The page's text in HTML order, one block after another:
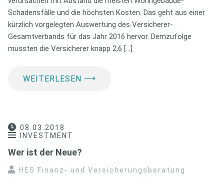
Schadensfälle und die höchsten Kosten. Das geht aus einer
kürzlich vorgelegten Auswertung des Versicherer-
Gesamtverbands für das Jahr 2016 hervor. Demzufolge
mussten die Versicherer knapp 2,6 […]
WEITERLESEN ⟶
08.03.2018
INVESTMENT
Wer ist der Neue?
HES Finanz- und Versicherungsberatung